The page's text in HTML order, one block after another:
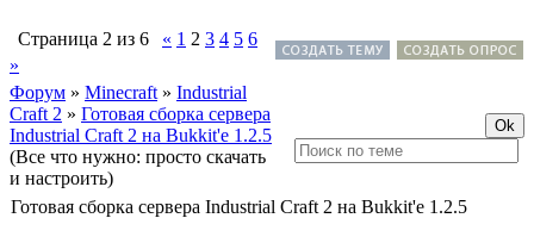
Страница 2 из 6 « 1 2 3 4 5 6
»
Форум » Minecraft » Industrial
Craft 2 » Готовая сборка сервера
Industrial Craft 2 на Bukkit'е 1.2.5
(Все что нужно: просто скачать
и настроить)
Готовая сборка сервера Industrial Craft 2 на Bukkit'е 1.2.5